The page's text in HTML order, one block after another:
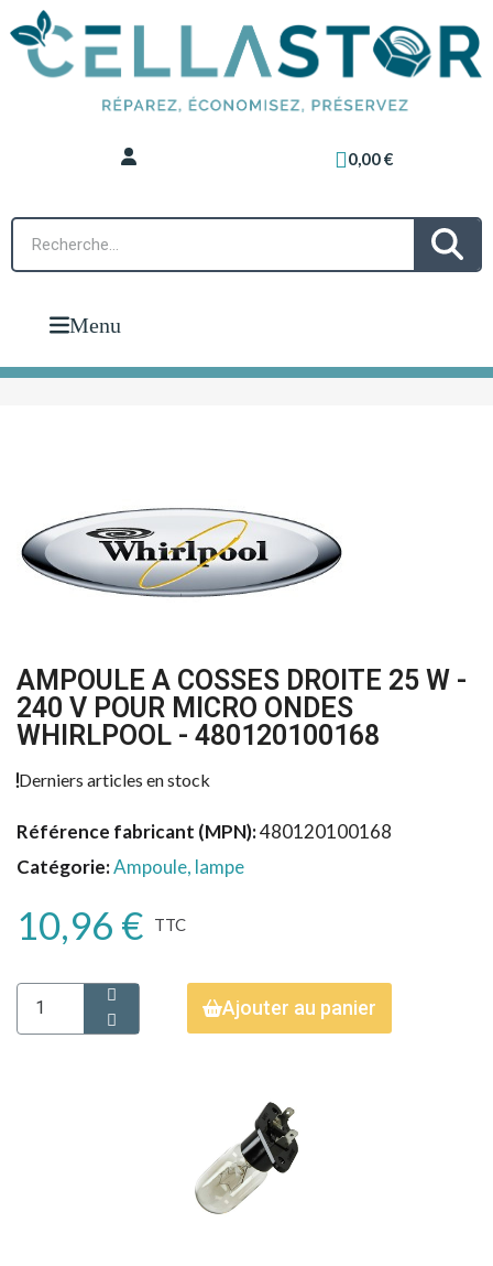
0,00 €
Menu
AMPOULE A COSSES DROITE 25 W -
240 V POUR MICRO ONDES
WHIRLPOOL - 480120100168
Derniers articles en stock
Référence fabricant (MPN) 480120100168
Catégorie Ampoule, lampe
10,96 € TTC
Ajouter au panier